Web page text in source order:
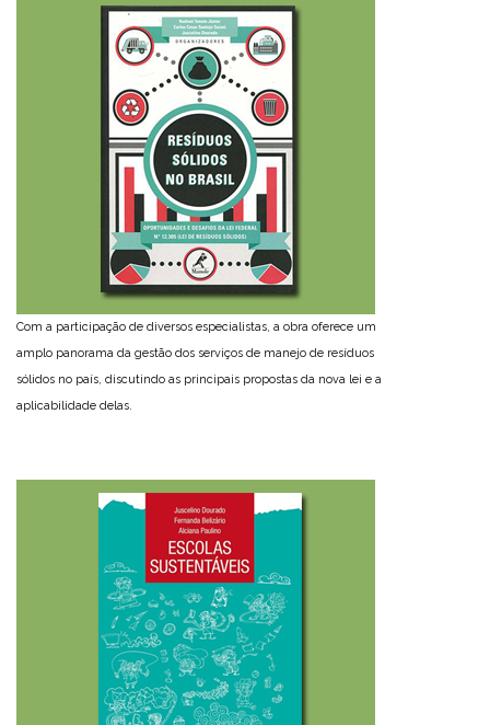
Com a participação de diversos especialistas, a obra oferece um
amplo panorama da gestão dos serviços de manejo de resíduos
sólidos no país, discutindo as principais propostas da nova lei e a
aplicabilidade delas.